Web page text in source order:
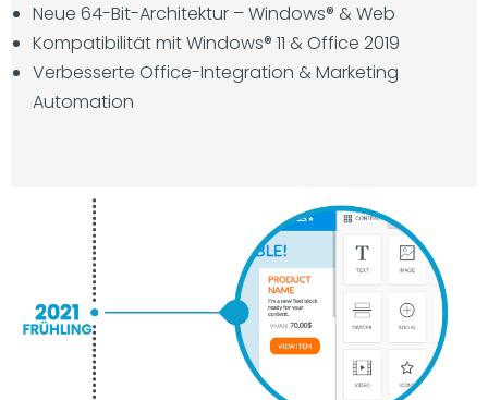
Neue 64-Bit-Architektur – Windows® & Web
Kompatibilität mit Windows® 11 & Office 2019
Verbesserte Office-Integration & Marketing
Automation